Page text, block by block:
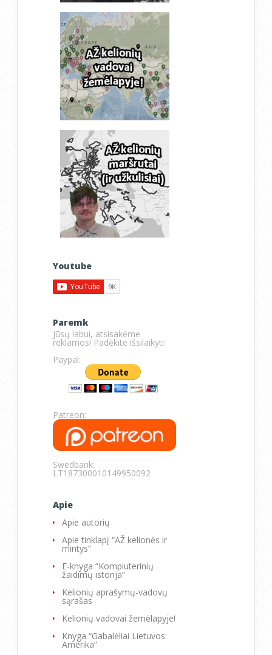
Youtube
Paremk
Jūsų labui, atsisakėme
reklamos! Padėkite išsilaikyti:
Paypal:
Patreon:
Swedbank:
LT187300010149950092
Apie
Apie autorių
Apie tinklapį “AŽ kelionės ir
mintys”
E-knyga “Kompiuterinių
žaidimų istorija”
Kelionių aprašymų-vadovų
sąrašas
Kelionių vadovai žemėlapyje!
Knyga “Gabalėliai Lietuvos:
Amerika”